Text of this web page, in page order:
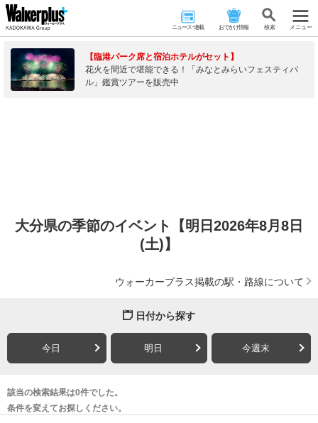
ニュース･連載 おでかけ情報 検 索 メニュー
【臨港パーク席と宿泊ホテルがセット】
花火を間近で堪能できる！「みなとみらいフェスティバ
ル」鑑賞ツアーを販売中
大分県の季節のイベント【明日2026年8月8日
(土)】
ウォーカープラス掲載の駅・路線について
日付から探す
今日 明日 今週末
該当の検索結果は0件でした。
条件を変えてお探しください。